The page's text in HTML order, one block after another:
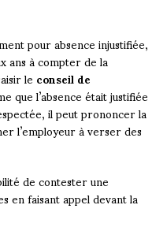
pour absence injustifiée,
ans à compter de la
leconseil de
que l’absence était justifiée
il peut prononcer la
l’employeur à verser des
de contester une
en faisant appel devant la